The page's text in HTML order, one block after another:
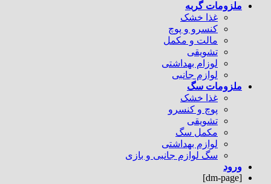
ملزومات گربه
غذا خشک
کنسرو و پوچ
مالت و مکمل
تشویقی
لوزام بهداشتی
لوازم جانبی
ملزومات سگ
غذا خشک
پوچ و کنسرو
تشویقی
مکمل سگ
لوازم بهداشتی
سگ لوازم جانبی و بازی
ورود
[dm-page]